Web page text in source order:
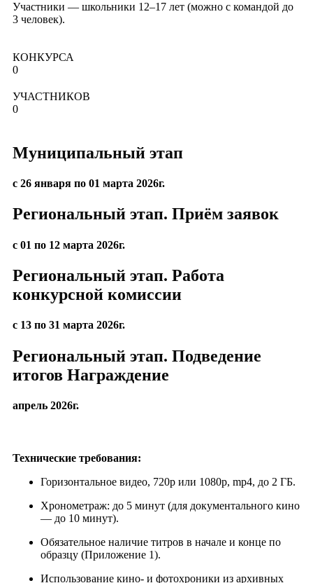
Участники — школьники 12–17 лет (можно с командой до
3 человек).
КОНКУРСА
0
УЧАСТНИКОВ
0
Муниципальный этап
с 26 января по 01 марта 2026г.
Региональный этап. Приём заявок
c 01 по 12 марта 2026г.
Региональный этап. Работа
конкурсной комиссии
с 13 по 31 марта 2026г.
Региональный этап. Подведение
итогов Награждение
апрель 2026г.
Технические требования:
Горизонтальное видео, 720p или 1080p, mp4, до 2 ГБ.
Хронометраж: до 5 минут (для документального кино
— до 10 минут).
Обязательное наличие титров в начале и конце по
образцу (Приложение 1).
Использование кино- и фотохроники из архивных